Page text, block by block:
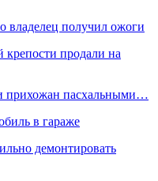
владелец получил ожоги
крепости продали на
прихожан пасхальными…
в гараже
демонтировать